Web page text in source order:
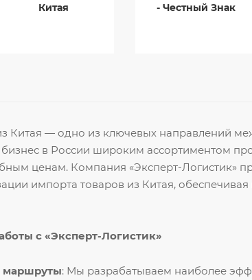
Китая
- Честный Знак
Китая — одно из ключевых направлений
в России широким ассортиментом
ценам. Компания «Эксперт-Логистик»
импорта товаров из Китая,
с «Эксперт-Логистик»
маршруты: Мы разрабатываем наиболее